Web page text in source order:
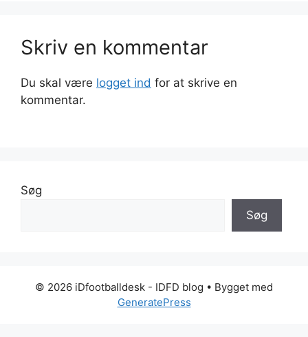
Skriv en kommentar
Du skal være logget ind for at skrive en
kommentar.
Søg
Søg
© 2026 iDfootballdesk - IDFD blog • Bygget med
GeneratePress